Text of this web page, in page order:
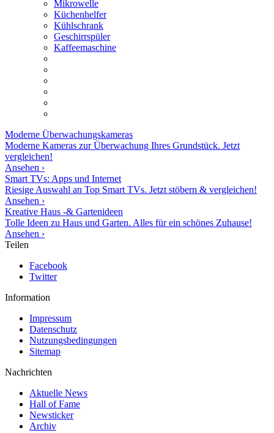
Mikrowelle
Küchenhelfer
Kühlschrank
Geschirrspüler
Kaffeemaschine
Moderne Überwachungskameras
Moderne Kameras zur Überwachung Ihres Grundstück. Jetzt
vergleichen!
Ansehen ›
Smart TVs: Apps und Internet
Riesige Auswahl an Top Smart TVs. Jetzt stöbern & vergleichen!
Ansehen ›
Kreative Haus -& Gartenideen
Tolle Ideen zu Haus und Garten. Alles für ein schönes Zuhause!
Ansehen ›
Teilen
Facebook
Twitter
Information
Impressum
Datenschutz
Nutzungsbedingungen
Sitemap
Nachrichten
Aktuelle News
Hall of Fame
Newsticker
Archiv